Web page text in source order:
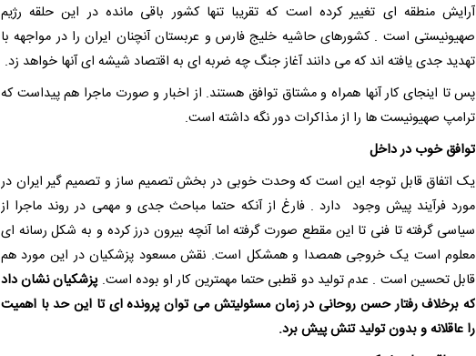
آرایش منطقه ای تغییر کرده است که تقریبا تنها کشور باقی مانده در این حلقه رژیم
صهیونیستی است . کشورهای حاشیه خلیج فارس و عربستان آنچنان ایران را در مواجهه با
تهدید جدی یافته اند که می دانند آغاز جنگ چه ضربه ای به اقتصاد شیشه ای آنها خواهد زد.
پس تا اینجای کار آنها همراه و مشتاق توافق هستند. از اخبار و صورت ماجرا هم پیداست که
ترامپ صهیونیست ها را از مذاکرات دور نگه داشته است.
توافق خوب در داخل
یک اتفاق قابل توجه این است که وحدت خوبی در بخش تصمیم ساز و تصمیم گیر ایران در
مورد فرآیند پیش وجود دارد . فارغ از آنکه حتما مباحث جدی و مهمی در روند ماجرا از
سیاسی گرفته تا فنی تا این مقطع صورت گرفته اما آنچه بیرون درز کرده و به شکل رسانه ای
معلوم است یک خروجی همصدا و همشکل است. نقش مسعود پزشکیان در این مورد هم
قابل تحسین است . عدم تولید دو قطبی حتما مهمترین کار او بوده است.پزشکیان نشان داد
که برخلاف رفتار حسن روحانی در زمان مسئولیتش می توان پرونده ای تا این حد با اهمیت
را عاقلانه و بدون تولید تنش پیش برد.